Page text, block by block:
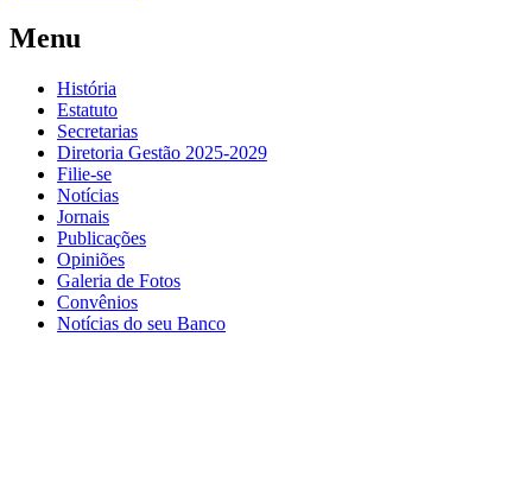
Menu
História
Estatuto
Secretarias
Diretoria Gestão 2025-2029
Filie-se
Notícias
Jornais
Publicações
Opiniões
Galeria de Fotos
Convênios
Notícias do seu Banco